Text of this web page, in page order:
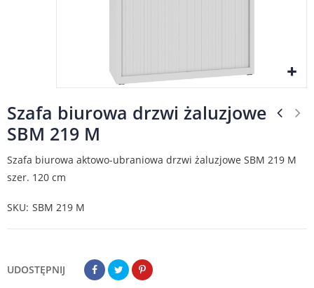
Szafa biurowa drzwi żaluzjowe
SBM 219 M
Szafa biurowa aktowo-ubraniowa drzwi żaluzjowe SBM 219 M
szer. 120 cm
SKU SBM 219 M
UDOSTĘPNIJ